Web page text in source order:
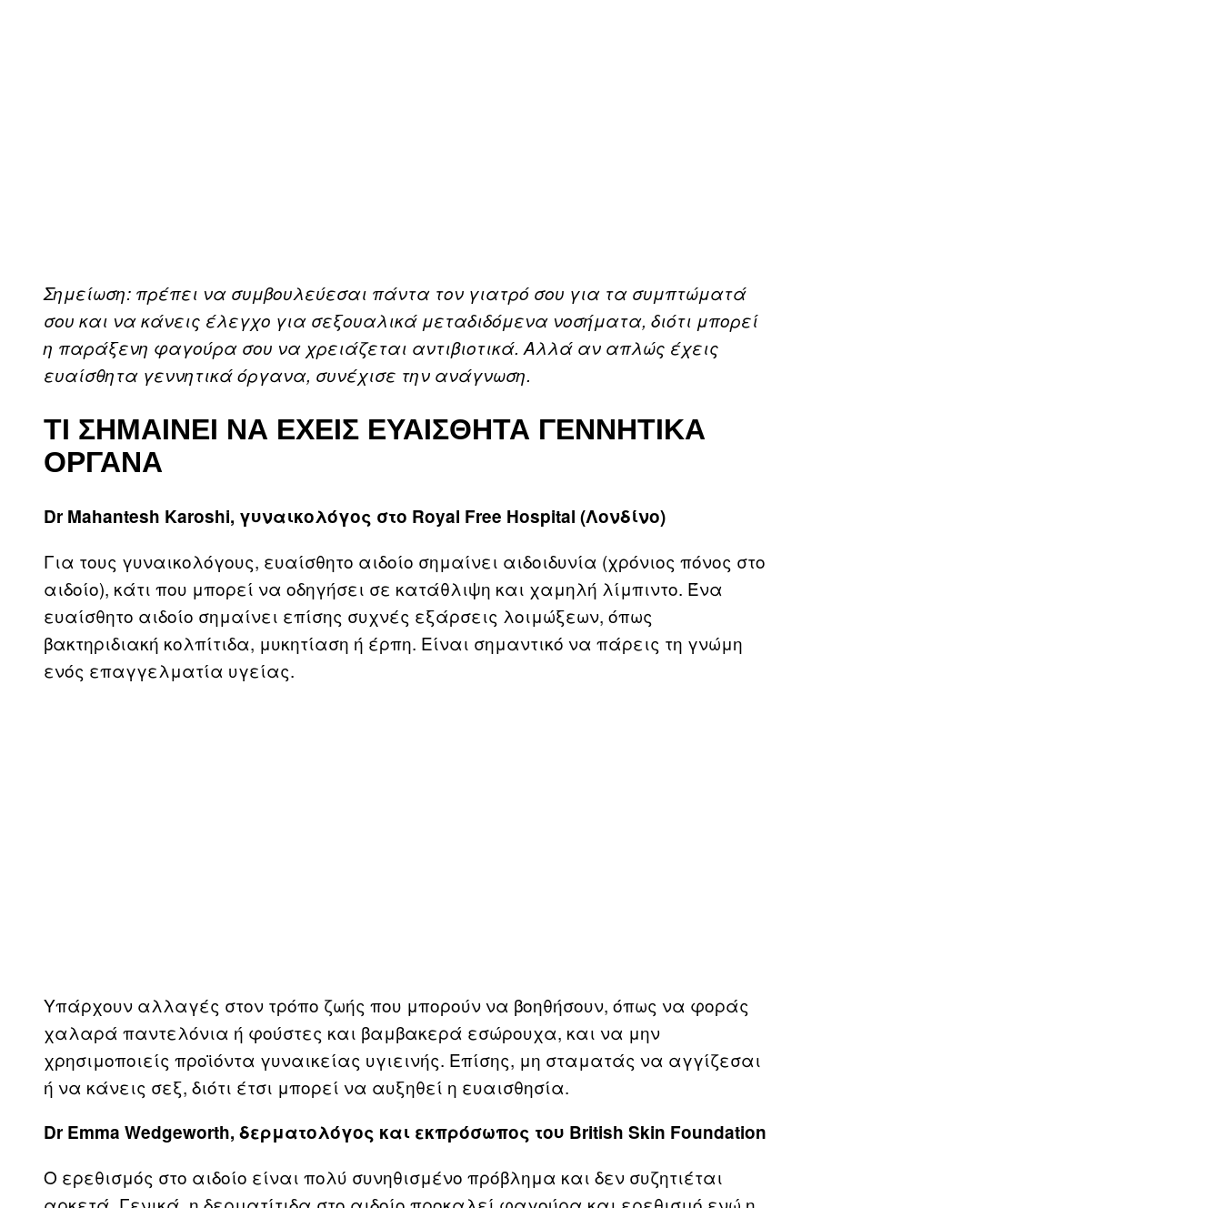
Σημείωση: πρέπει να συμβουλεύεσαι πάντα τον γιατρό σου για τα συμπτώματά
σου και να κάνεις έλεγχο για σεξουαλικά μεταδιδόμενα νοσήματα, διότι μπορεί
η παράξενη φαγούρα σου να χρειάζεται αντιβιοτικά. Αλλά αν απλώς έχεις
ευαίσθητα γεννητικά όργανα, συνέχισε την ανάγνωση.
ΤΙ ΣΗΜΑΙΝΕΙ ΝΑ ΕΧΕΙΣ ΕΥΑΙΣΘΗΤΑ ΓΕΝΝΗΤΙΚΑ
ΟΡΓΑΝΑ
Dr Mahantesh Karoshi, γυναικολόγος στο Royal Free Hospital (Λονδίνο)
Για τους γυναικολόγους, ευαίσθητο αιδοίο σημαίνει αιδοιδυνία (χρόνιος πόνος στο
αιδοίο), κάτι που μπορεί να οδηγήσει σε κατάθλιψη και χαμηλή λίμπιντο. Ένα
ευαίσθητο αιδοίο σημαίνει επίσης συχνές εξάρσεις λοιμώξεων, όπως
βακτηριδιακή κολπίτιδα, μυκητίαση ή έρπη. Είναι σημαντικό να πάρεις τη γνώμη
ενός επαγγελματία υγείας.
Υπάρχουν αλλαγές στον τρόπο ζωής που μπορούν να βοηθήσουν, όπως να φοράς
χαλαρά παντελόνια ή φούστες και βαμβακερά εσώρουχα, και να μην
χρησιμοποιείς προϊόντα γυναικείας υγιεινής. Επίσης, μη σταματάς να αγγίζεσαι
ή να κάνεις σεξ, διότι έτσι μπορεί να αυξηθεί η ευαισθησία.
Dr Emma Wedgeworth, δερματολόγος και εκπρόσωπος του British Skin Foundation
Ο ερεθισμός στο αιδοίο είναι πολύ συνηθισμένο πρόβλημα και δεν συζητιέται